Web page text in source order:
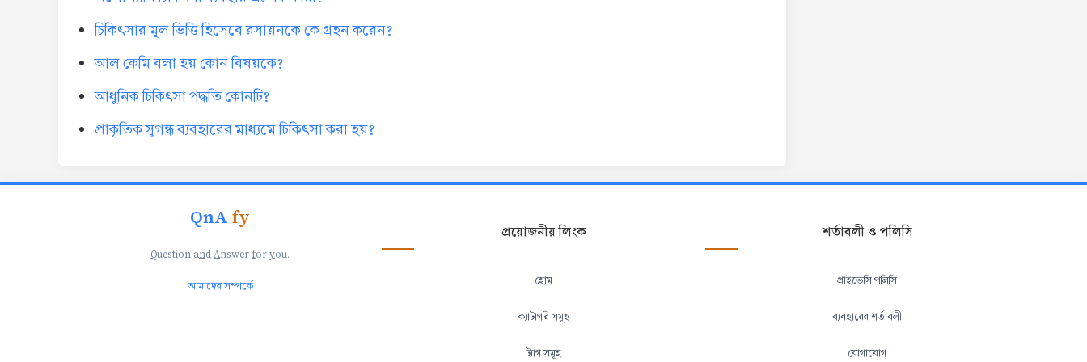
চিকিৎসার মূল ভিত্তি হিসেবে রসায়নকে কে গ্রহন করেন?
আল কেমি বলা হয় কোন বিষয়কে?
আধুনিক চিকিৎসা পদ্ধতি কোনটি?
প্রাকৃতিক সুগন্ধ ব্যবহারের মাধ্যমে চিকিৎসা করা হয়?
QnAfy
Question andAnswer foryou.
আমাদের সম্পর্কে
প্রয়োজনীয় লিংক
হোম
ক্যাটাগরি সমূহ
ট্যাগ সমূহ
শর্তাবলী ও পলিসি
প্রাইভেসি পলিসি
ব্যবহারের শর্তাবলী
যোগাযোগ